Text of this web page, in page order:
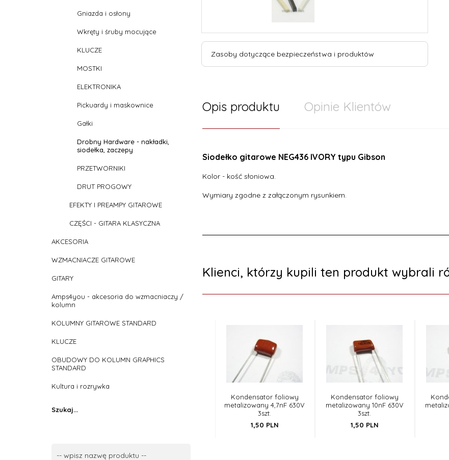
Gniazda i osłony
Wkręty i śruby mocujące
KLUCZE
MOSTKI
ELEKTRONIKA
Pickuardy i maskownice
Gałki
Drobny Hardware - nakładki,
siodełka, zaczepy
PRZETWORNIKI
DRUT PROGOWY
EFEKTY I PREAMPY GITAROWE
CZĘŚCI - GITARA KLASYCZNA
AKCESORIA
WZMACNIACZE GITAROWE
GITARY
Amps4you - akcesoria do wzmacniaczy /
kolumn
KOLUMNY GITAROWE STANDARD
KLUCZE
OBUDOWY DO KOLUMN GRAPHICS
STANDARD
Kultura i rozrywka
Szukaj...
Zasoby dotyczące bezpieczeństwa i produktów
Opis produktu Opinie Klientów
Siodełko gitarowe NEG436 IVORY typu Gibson
Kolor - kość słoniowa.
Wymiary zgodne z załączonym rysunkiem.
Klienci, którzy kupili ten produkt wybrali
Kondensator foliowy
metalizowany 4,7nF 630V
3szt.
1,50 PLN
Kondensator foliowy
metalizowany 10nF 630V
3szt.
1,50 PLN